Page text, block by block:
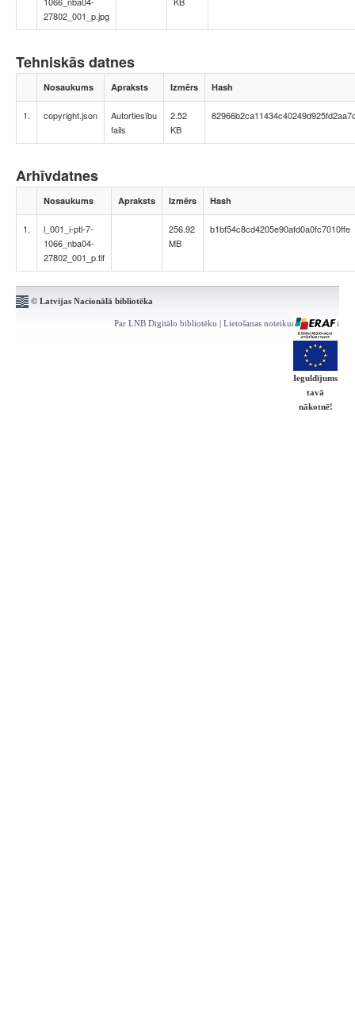
27802_001_p.jpg
Tehniskās datnes
Nosaukums Apraksts Izmērs Hash
1. copyright.json
Autortiesību
fails
2.52
KB
Arhīvdatnes
Nosaukums Apraksts Izmērs Hash
1.
l_001_i-ptl-7-
1066_nba04-
27802_001_p.tif
256.92
MB
b1bf54c8cd4205e90afd0a0fc7010ffe
© Latvijas Nacionālā bibliotēka
Par LNB Digitālo bibliotēku | Lietošanas noteikumi | Kontakti
Ieguldījums
tavā
nākotnē!